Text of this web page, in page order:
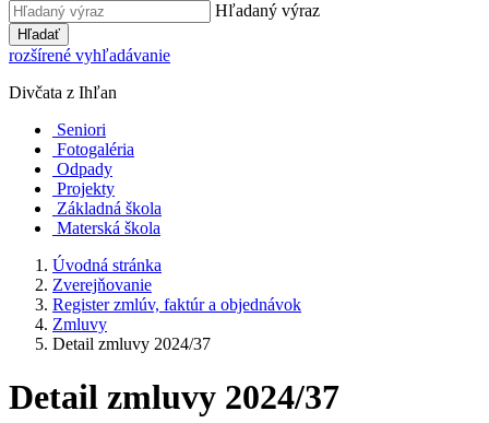
Hľadaný výraz
Hľadať
rozšírené vyhľadávanie
Divčata z Ihľan
Seniori
Fotogaléria
Odpady
Projekty
Základná škola
Materská škola
Úvodná stránka
Zverejňovanie
Register zmlúv, faktúr a objednávok
Zmluvy
Detail zmluvy 2024/37
Detail zmluvy 2024/37